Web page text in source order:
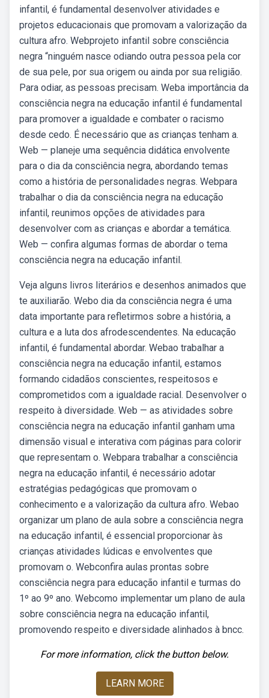
infantil, é fundamental desenvolver atividades e
projetos educacionais que promovam a valorização da
cultura afro. Webprojeto infantil sobre consciência
negra “ninguém nasce odiando outra pessoa pela cor
de sua pele, por sua origem ou ainda por sua religião.
Para odiar, as pessoas precisam. Weba importância da
consciência negra na educação infantil é fundamental
para promover a igualdade e combater o racismo
desde cedo. É necessário que as crianças tenham a.
Web — planeje uma sequência didática envolvente
para o dia da consciência negra, abordando temas
como a história de personalidades negras. Webpara
trabalhar o dia da consciência negra na educação
infantil, reunimos opções de atividades para
desenvolver com as crianças e abordar a temática.
Web — confira algumas formas de abordar o tema
consciência negra na educação infantil.
Veja alguns livros literários e desenhos animados que
te auxiliarão. Webo dia da consciência negra é uma
data importante para refletirmos sobre a história, a
cultura e a luta dos afrodescendentes. Na educação
infantil, é fundamental abordar. Webao trabalhar a
consciência negra na educação infantil, estamos
formando cidadãos conscientes, respeitosos e
comprometidos com a igualdade racial. Desenvolver o
respeito à diversidade. Web — as atividades sobre
consciência negra na educação infantil ganham uma
dimensão visual e interativa com páginas para colorir
que representam o. Webpara trabalhar a consciência
negra na educação infantil, é necessário adotar
estratégias pedagógicas que promovam o
conhecimento e a valorização da cultura afro. Webao
organizar um plano de aula sobre a consciência negra
na educação infantil, é essencial proporcionar às
crianças atividades lúdicas e envolventes que
promovam o. Webconfira aulas prontas sobre
consciência negra para educação infantil e turmas do
1º ao 9º ano. Webcomo implementar um plano de aula
sobre consciência negra na educação infantil,
promovendo respeito e diversidade alinhados à bncc.
For more information, click the button below.
LEARN MORE